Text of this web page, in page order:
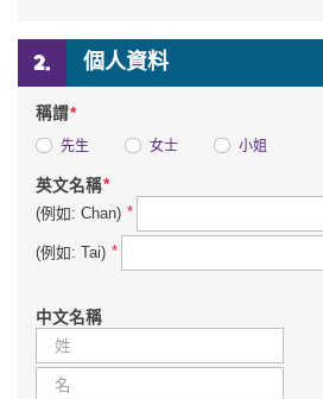
個人資料
稱謂*
先生 女士 小姐
英文名稱*
(例如: Chan) *
(例如: Tai) *
中文名稱